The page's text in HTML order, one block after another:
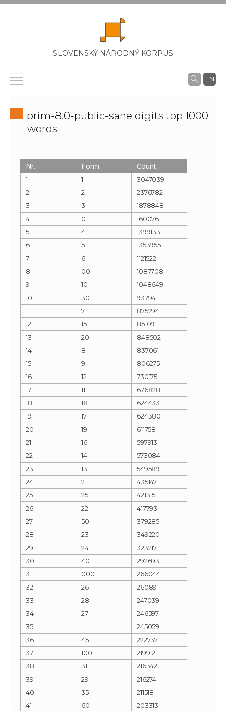
SLOVENSKÝ NÁRODNÝ KORPUS
EN
prim-8.0-public-sane digits top 1000
words
Nr. Form
Count
1
1
3047039
2
2
2376782
3
3
1878848
4
0
1600761
5
4
1399133
6
5
1353955
7
6
1121522
8
00
1087708
9
10
1048649
10
30
937941
11
7
875294
12
15
851091
13
20
848502
14
8
837061
15
9
806275
16
12
730175
17
11
676828
18
18
624433
19
17
624380
20
19
611758
21
16
597913
22
14
573084
23
13
549589
24
21
435147
25
25
421315
26
22
417793
27
50
379285
28
23
349220
29
24
323217
30
40
292693
31
000
266044
32
26
260891
33
28
247039
34
27
246597
35
I
245059
36
45
222737
37
100
219912
38
31
216342
39
29
216274
40
35
211518
41
60
203313